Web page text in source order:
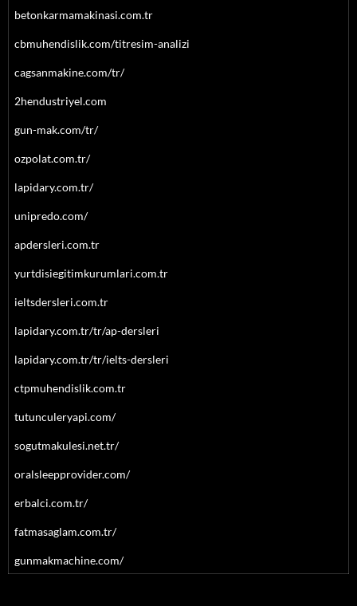
betonkarmamakinasi.com.tr
cbmuhendislik.com/titresim-analizi
cagsanmakine.com/tr/
2hendustriyel.com
gun-mak.com/tr/
ozpolat.com.tr/
lapidary.com.tr/
unipredo.com/
apdersleri.com.tr
yurtdisiegitimkurumlari.com.tr
ieltsdersleri.com.tr
lapidary.com.tr/tr/ap-dersleri
lapidary.com.tr/tr/ielts-dersleri
ctpmuhendislik.com.tr
tutunculeryapi.com/
sogutmakulesi.net.tr/
oralsleepprovider.com/
erbalci.com.tr/
fatmasaglam.com.tr/
gunmakmachine.com/